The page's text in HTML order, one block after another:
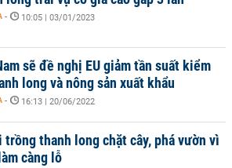
- 10:05 | 03/01/2023
sẽ đề nghị EU giảm tần suất kiểm
long và nông sản xuất khẩu
- 16:13 | 20/06/2022
trồng thanh long chặt cây, phá vườn vì
càng lỗ